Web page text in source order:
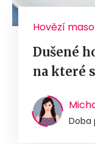
Hovězí maso
Dušené
na které
Doba